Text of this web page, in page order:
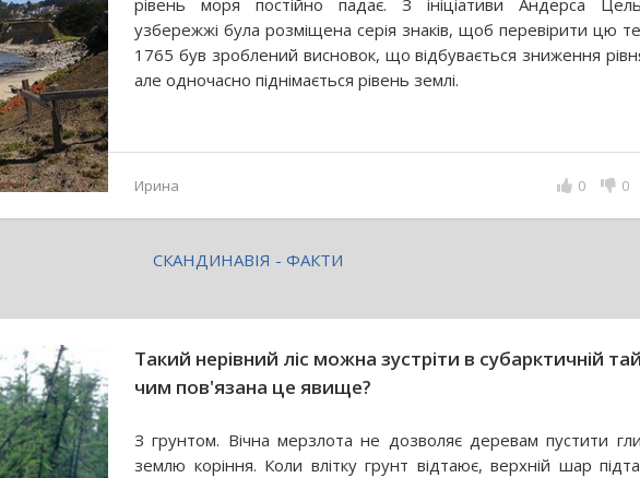
рівень моря постійно падає. З ініціативи Андерса
узбережжі була розміщена серія знаків, щоб перевірити цю
1765 був зроблений висновок, що відбувається зниження
але одночасно піднімається рівень землі.
Ирина 0
0
СКАНДИНАВІЯ - ФАКТИ
Такий нерівний ліс можна зустріти в субарктичній
чим пов'язана це явище?
З грунтом. Вічна мерзлота не дозволяє деревам пустити
землю коріння. Коли влітку грунт відтаює, верхній шар